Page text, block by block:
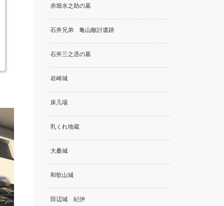
赤堀水之助の墓
石井兄弟 亀山敵討遺跡
石井三之丞の墓
岩崎城
床几場
乳くれ地蔵
大桑城
和歌山城
田辺城 紀伊